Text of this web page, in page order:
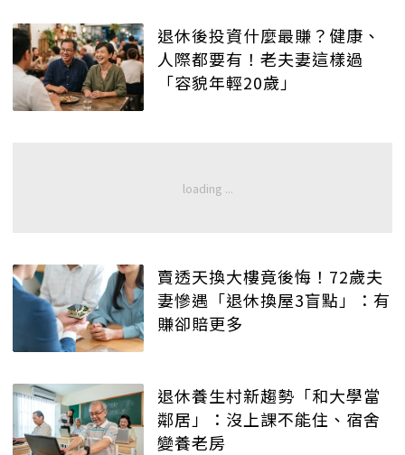
退休後投資什麼最賺？健康、
人際都要有！老夫妻這樣過
「容貌年輕20歲」
賣透天換大樓竟後悔！72歲夫
妻慘遇「退休換屋3盲點」：有
賺卻賠更多
退休養生村新趨勢「和大學當
鄰居」：沒上課不能住、宿舍
變養老房